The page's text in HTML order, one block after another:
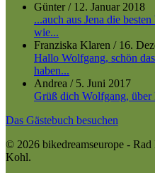
Günter/ 12. Januar 2018
...auch aus Jena die
wie...
Franziska Klaren / 16.
Hallo Wolfgang, schön
haben...
Andrea / 5. Juni 2017
Grüß dich Wolfgang,
Das Gästebuch besuchen
© 2026 bikedreamseurope -
Kohl.